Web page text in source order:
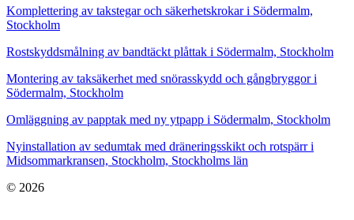
Komplettering av takstegar och säkerhetskrokar i Södermalm,
Stockholm
Rostskyddsmålning av bandtäckt plåttak i Södermalm, Stockholm
Montering av taksäkerhet med snörasskydd och gångbryggor i
Södermalm, Stockholm
Omläggning av papptak med ny ytpapp i Södermalm, Stockholm
Nyinstallation av sedumtak med dräneringsskikt och rotspärr i
Midsommarkransen, Stockholm, Stockholms län
© 2026